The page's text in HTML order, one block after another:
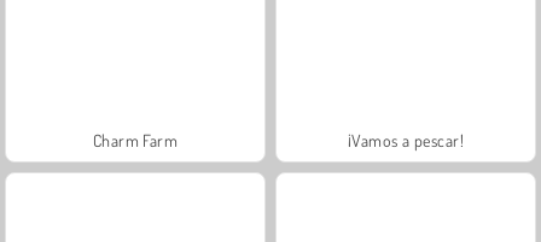
Charm Farm ¡Vamos a pescar!